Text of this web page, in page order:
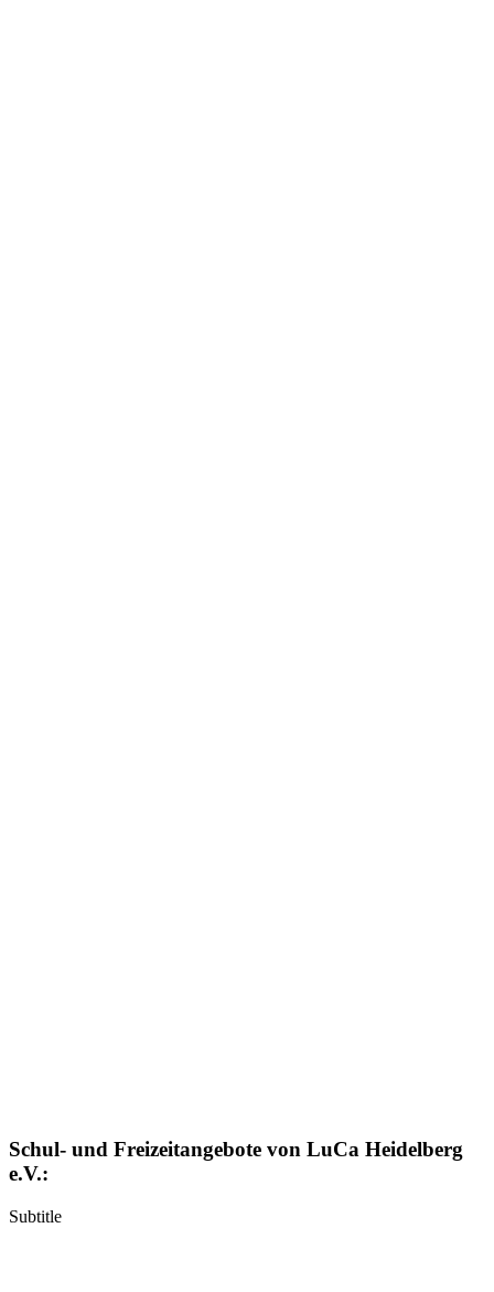
Schul- und Freizeitangebote von LuCa Heidelberg
e.V.:
Subtitle